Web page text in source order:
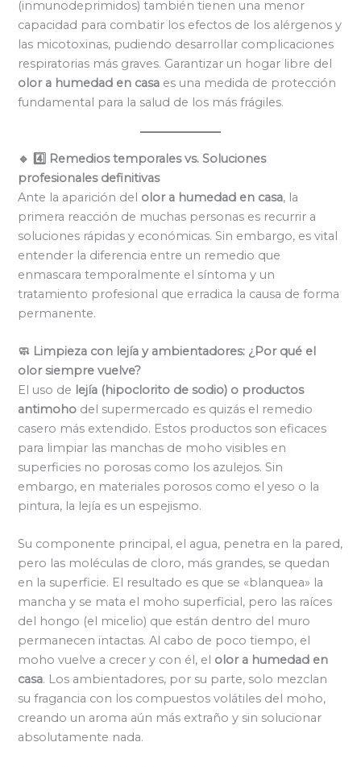
(inmunodeprimidos) también tienen una menor
capacidad para combatir los efectos de los alérgenos y
las micotoxinas, pudiendo desarrollar complicaciones
respiratorias más graves. Garantizar un hogar libre del
olor a humedad en casa es una medida de protección
fundamental para la salud de los más frágiles.
🔹 4️⃣ Remedios temporales vs. Soluciones
profesionales definitivas
Ante la aparición del olor a humedad en casa, la
primera reacción de muchas personas es recurrir a
soluciones rápidas y económicas. Sin embargo, es vital
entender la diferencia entre un remedio que
enmascara temporalmente el síntoma y un
tratamiento profesional que erradica la causa de forma
permanente.
🧼 Limpieza con lejía y ambientadores: ¿Por qué el
olor siempre vuelve?
El uso de lejía (hipoclorito de sodio) o productos
antimoho del supermercado es quizás el remedio
casero más extendido. Estos productos son eficaces
para limpiar las manchas de moho visibles en
superficies no porosas como los azulejos. Sin
embargo, en materiales porosos como el yeso o la
pintura, la lejía es un espejismo.
Su componente principal, el agua, penetra en la pared,
pero las moléculas de cloro, más grandes, se quedan
en la superficie. El resultado es que se «blanquea» la
mancha y se mata el moho superficial, pero las raíces
del hongo (el micelio) que están dentro del muro
permanecen intactas. Al cabo de poco tiempo, el
moho vuelve a crecer y con él, el olor a humedad en
casa. Los ambientadores, por su parte, solo mezclan
su fragancia con los compuestos volátiles del moho,
creando un aroma aún más extraño y sin solucionar
absolutamente nada.